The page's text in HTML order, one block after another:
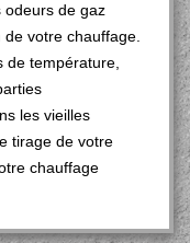
odeurs de gaz
votre chauffage.
de température,
les vieilles
tirage de votre
chauffage